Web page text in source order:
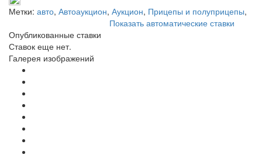
Метки: авто, Автоаукцион, Аукцион, Прицепы и полуприцепы,
Показать автоматические ставки
Опубликованные ставки
Ставок еще нет.
Галерея изображений